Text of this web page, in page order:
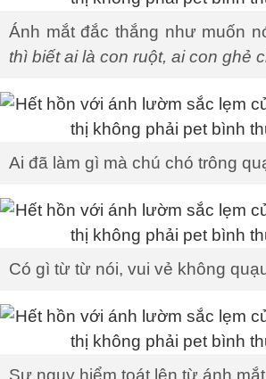
Ánh mắt đắc thắng như muốn
thì biết ai là con ruột, ai con ghẻ
Ai đã làm gì mà chú chó trông
Có gì từ từ nói, vui vẻ không
Sự nguy hiểm toát lên từ ánh